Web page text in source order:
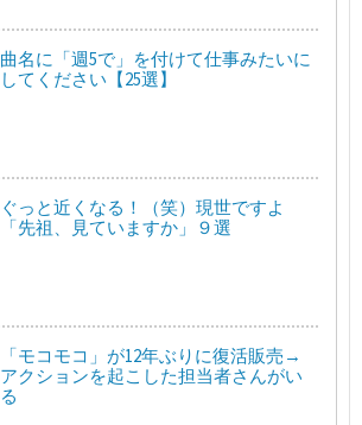
曲名に「週5で」を付けて仕事みたいに
してください【25選】
ぐっと近くなる！（笑）現世ですよ
「先祖、見ていますか」９選
「モコモコ」が12年ぶりに復活販売→
アクションを起こした担当者さんがい
る